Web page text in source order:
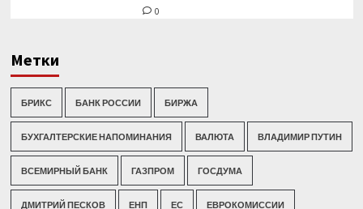
0
Метки
БРИКС БАНК РОССИИ БИРЖА
БУХГАЛТЕРСКИЕ НАПОМИНАНИЯ ВАЛЮТА ВЛАДИМИР ПУТИН
ВСЕМИРНЫЙ БАНК ГАЗПРОМ ГОСДУМА
ДМИТРИЙ ПЕСКОВ ЕНП ЕС ЕВРОКОМИССИИ